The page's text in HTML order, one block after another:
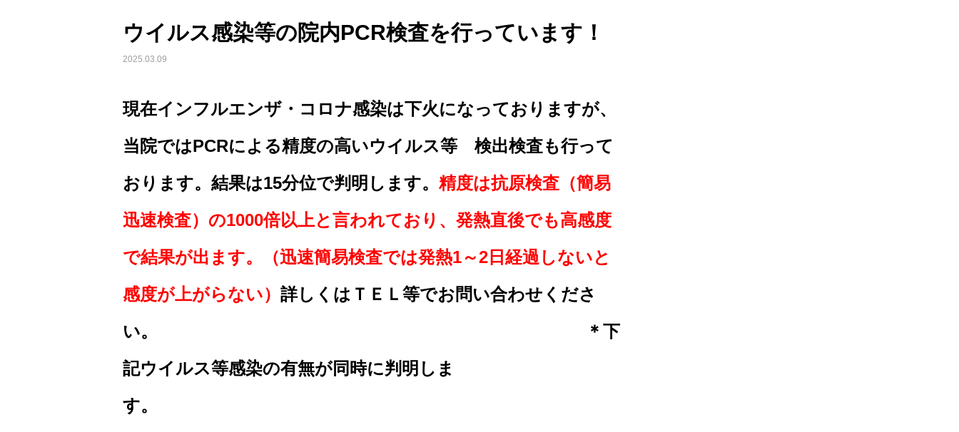
ウイルス感染等の院内PCR検査を行っています！
2025.03.09
現在インフルエンザ・コロナ感染は下火になっておりますが、
当院ではPCRによる精度の高いウイルス等 検出検査も行って
おります。結果は15分位で判明します。 精度は抗原検査（簡易
迅速検査）の1000倍以上と言われており、発熱直後でも高感度
で結果が出ます。（迅速簡易検査では発熱1～2日経過しないと
感度が上がらない） 詳しくはＴＥＬ等でお問い合わせくださ
い。
＊下
記ウイルス等感染の有無が同時に判明しま
す。